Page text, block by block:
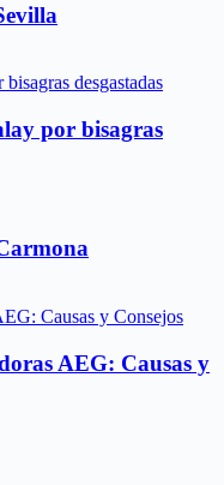
por bisagras
AEG: Causas y